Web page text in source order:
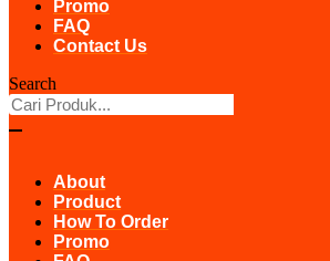
Promo
FAQ
Contact Us
Search
About
Product
How To Order
Promo